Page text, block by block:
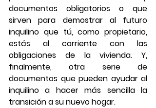
documentos obligatorios o que
sirven para demostrar al futuro
inquilino que tú, como propietario,
estás al corriente con las
obligaciones de la vivienda. Y,
finalmente, otra serie de
documentos que pueden ayudar al
inquilino a hacer más sencilla la
transición a su nuevo hogar.